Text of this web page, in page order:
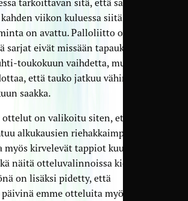
viikon kuluessa siitä, kun
on avattu. Palloliitto on
eivät missään tapauksessa
toukokuun vaihdetta, mutta on
että tauko jatkuu vähintään
saakka.
ottelut on valikoitu siten, että
alkukausien riehakkaimpia
kirvelevät tappiot kuuluvat
näitä otteluvalinnoissa kierrellä.
on lisäksi pidetty, että
emme otteluita myöskään